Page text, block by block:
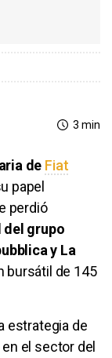
3 min
de Fiat
papel
perdió
grupo
y La
bursátil de 145
estrategia de
el sector del